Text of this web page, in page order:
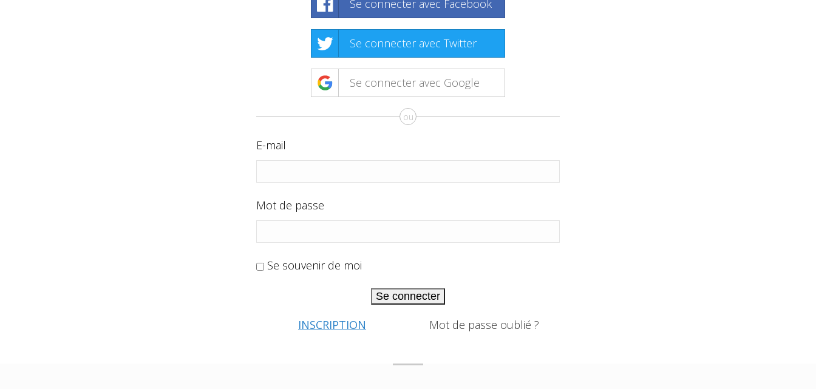
Se connecter avec Facebook
Se connecter avec Twitter
Se connecter avec Google
ou
E-mail
Mot de passe
Se souvenir de moi
Se connecter
INSCRIPTION Mot de passe oublié ?